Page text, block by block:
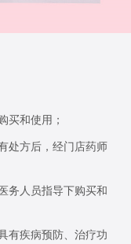
买和使用；
处方后，经门店药师
务人员指导下购买和
有疾病预防、治疗功